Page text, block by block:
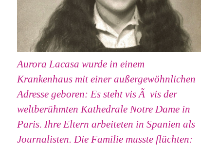
Aurora Lacasa wurde in einem
Krankenhaus mit einer außergewöhnlichen
Adresse geboren: Es steht vis Ã vis der
weltberühmten Kathedrale Notre Dame in
Paris. Ihre Eltern arbeiteten in Spanien als
Journalisten. Die Familie musste flüchten: